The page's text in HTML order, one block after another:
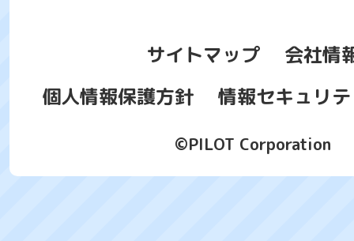
サイトマップ
会社情
個人情報保護方針
情報セキュリ
©PILOT Corporation